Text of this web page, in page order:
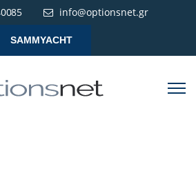
info@optionsnet.gr
SAMMYACHT